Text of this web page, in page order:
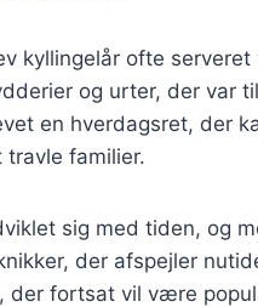
kyllingelår ofte
og urter, der var
en hverdagsret, der
familier.
sig med tiden, og
der afspejler
der fortsat vil være